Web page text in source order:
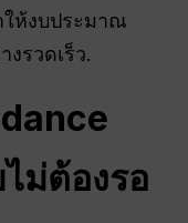
ห้งบประมาณ
รวดเร็ว.
ม่ต้องรอ